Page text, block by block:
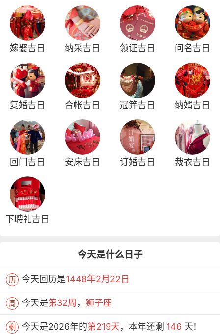
嫁娶吉日 纳采吉日 领证吉日 问名吉日
复婚吉日 合帐吉日 冠笄吉日 纳婿吉日
回门吉日 安床吉日 订婚吉日 裁衣吉日
下聘礼吉日
今天是什么日子
历 今天回历是1448年2月22日
周 今天是第32周 ， 狮子座
剩 今天是2026年的第219天，本年还剩 146 天！